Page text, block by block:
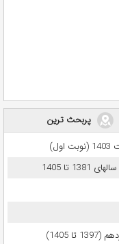
پربحث ترین
تا 1405